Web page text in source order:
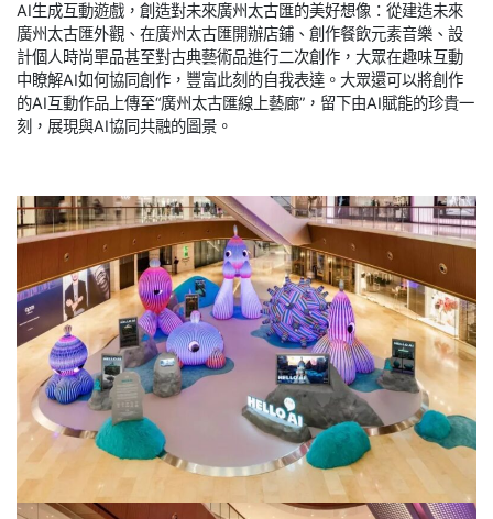
AI生成互動遊戲，創造對未來廣州太古匯的美好想像：從建造未來
廣州太古匯外觀、在廣州太古匯開辦店鋪、創作餐飲元素音樂、設
計個人時尚單品甚至對古典藝術品進行二次創作，大眾在趣味互動
中瞭解AI如何協同創作，豐富此刻的自我表達。大眾還可以將創作
的AI互動作品上傳至“廣州太古匯線上藝廊”，留下由AI賦能的珍貴一
刻，展現與AI協同共融的圖景。